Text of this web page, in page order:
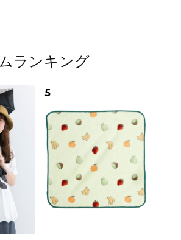
ランキング
5